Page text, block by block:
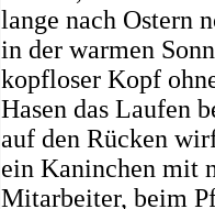
lange nach Ostern
in der warmen
kopfloser Kopf
Hasen das Laufen
auf den Rücken
ein Kaninchen mit
Mitarbeiter, beim